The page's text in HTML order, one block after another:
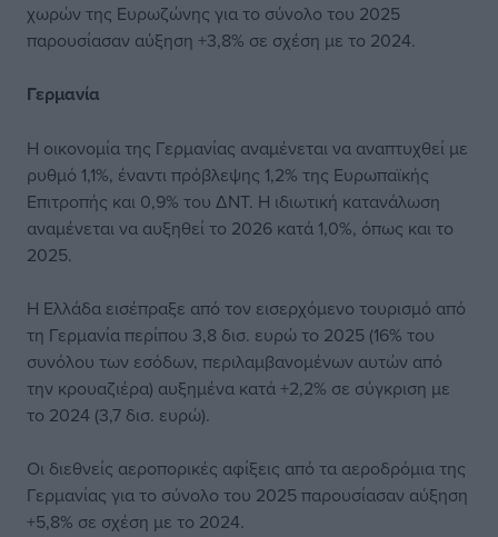
χωρών της Ευρωζώνης για το σύνολο του 2025
παρουσίασαν αύξηση +3,8% σε σχέση με το 2024.
Γερμανία
Η οικονομία της Γερμανίας αναμένεται να αναπτυχθεί με
ρυθμό 1,1%, έναντι πρόβλεψης 1,2% της Ευρωπαϊκής
Επιτροπής και 0,9% του ΔΝΤ. Η ιδιωτική κατανάλωση
αναμένεται να αυξηθεί το 2026 κατά 1,0%, όπως και το
2025.
Η Ελλάδα εισέπραξε από τον εισερχόμενο τουρισμό από
τη Γερμανία περίπου 3,8 δισ. ευρώ το 2025 (16% του
συνόλου των εσόδων, περιλαμβανομένων αυτών από
την κρουαζιέρα) αυξημένα κατά +2,2% σε σύγκριση με
το 2024 (3,7 δισ. ευρώ).
Οι διεθνείς αεροπορικές αφίξεις από τα αεροδρόμια της
Γερμανίας για το σύνολο του 2025 παρουσίασαν αύξηση
+5,8% σε σχέση με το 2024.